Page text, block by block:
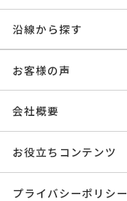
沿線から探す
お客様の声
会社概要
お役立ちコンテンツ
プライバシーポリシー